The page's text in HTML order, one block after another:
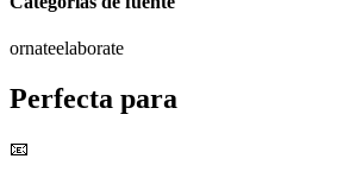
ornateelaborate
Perfecta para
📧